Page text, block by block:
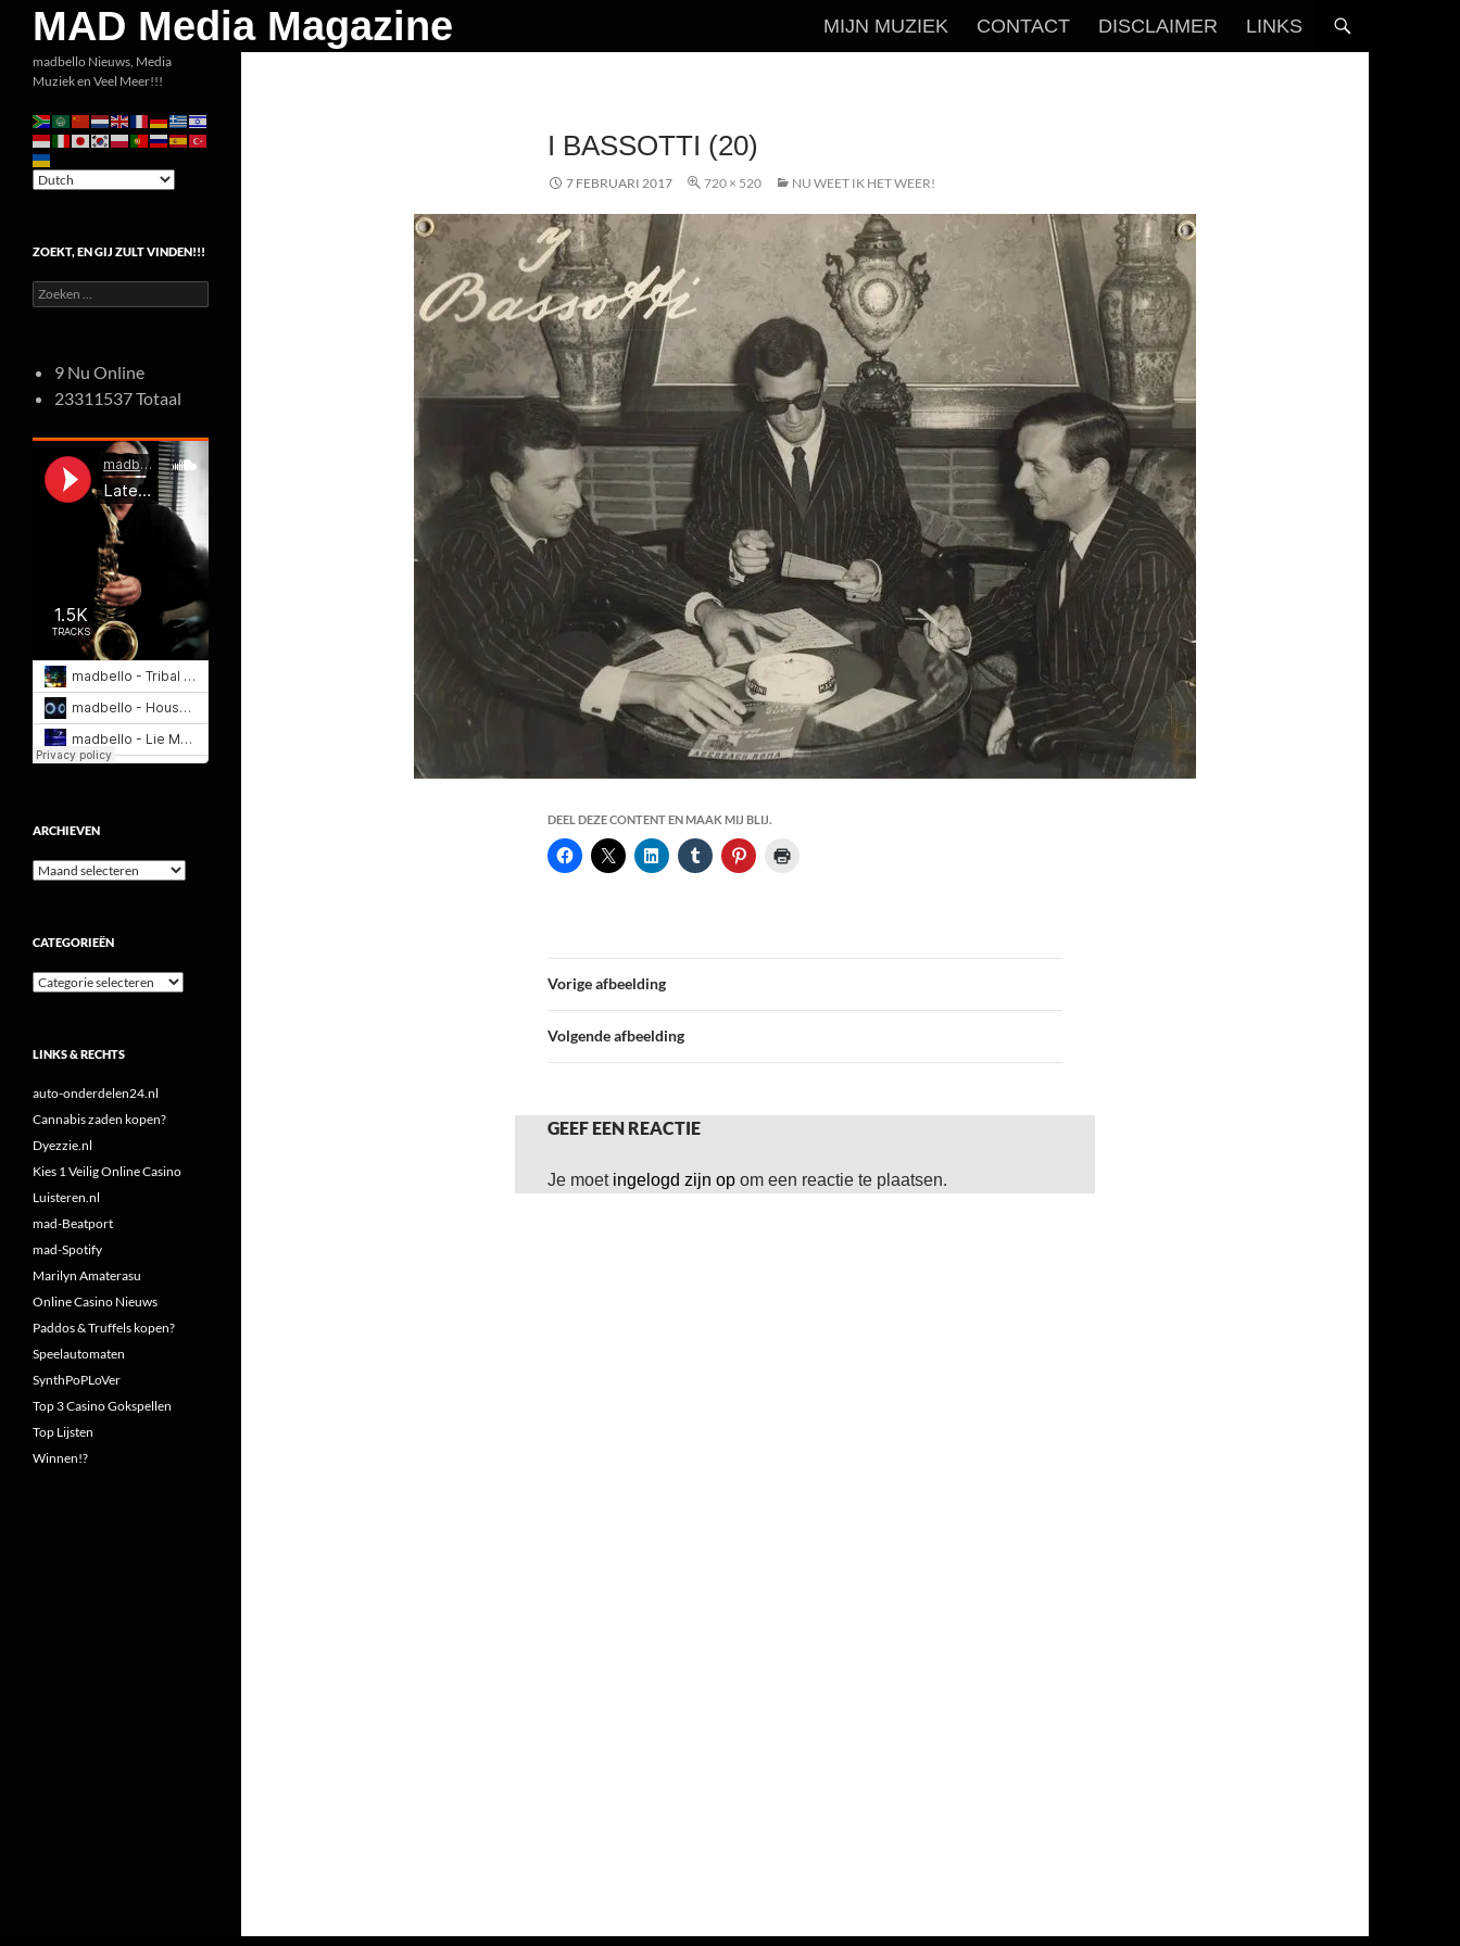
inhoud
MAD Media Magazine
Zoeken
MIJN MUZIEK CONTACT DISCLAIMER LINKS
I BASSOTTI (20)
7 FEBRUARI 2017 720 × 520 NU WEET IK HET WEER!
DEEL DEZE CONTENT EN MAAK MIJ BLIJ.
Vorige afbeelding
Volgende afbeelding
GEEF EEN REACTIE
Je moet ingelogd zijn op om een reactie te plaatsen.
madbello Nieuws, Media
Muziek en Veel Meer!!!
ZOEKT, EN GIJ ZULT VINDEN!!!
Zoeken
naar:
9 Nu Online
23311537 Totaal
ARCHIEVEN
Archieven
CATEGORIEËN
Categorieën
LINKS & RECHTS
auto-onderdelen24.nl
Cannabis zaden kopen?
Dyezzie.nl
Kies 1 Veilig Online Casino
Luisteren.nl
mad-Beatport
mad-Spotify
Marilyn Amaterasu
Online Casino Nieuws
Paddos & Truffels kopen?
Speelautomaten
SynthPoPLoVer
Top 3 Casino Gokspellen
Top Lijsten
Winnen!?